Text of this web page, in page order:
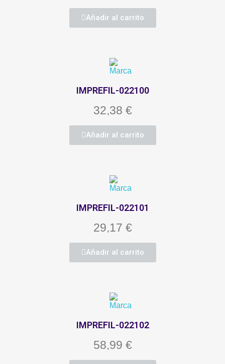
Añadir al carrito
IMPREFIL-022100
32,38 €
Añadir al carrito
IMPREFIL-022101
29,17 €
Añadir al carrito
IMPREFIL-022102
58,99 €